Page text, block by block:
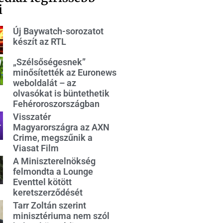
Új Baywatch-sorozatot
készít az RTL
„Szélsőségesnek”
minősítették az Euronews
weboldalát – az
olvasókat is büntethetik
Fehéroroszországban
Visszatér
Magyarországra az AXN
Crime, megszűnik a
Viasat Film
A Miniszterelnökség
felmondta a Lounge
Eventtel kötött
keretszerződését
Tarr Zoltán szerint
minisztériuma nem szól